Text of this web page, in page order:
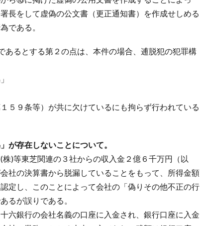
長をして虚偽の公文書（更正通知書）を作成せしめる
である。
るとする第２の点は、本件の場合、逋脱犯の犯罪構
５９条等）が共に欠けているにも拘らず行われている
が存在しないことについて。
)等東芝関連の３社からの収入金２億６千万円（以
社の決算書から脱漏していることをもって、所得金額
定し、このことによって会社の「偽りその他不正の行
るが誤りである。
六銀行の会社名義の口座に入金され、銀行口座に入金